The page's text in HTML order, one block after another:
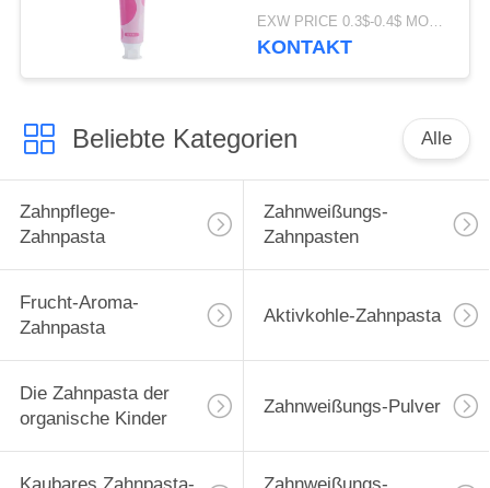
Parfüm ODM der
Zahnweißungs-100g
EXW PRICE 0.3$-0.4$ MOQ:500pcs-30000pcs
KONTAKT
Beliebte Kategorien Alle
Zahnpflege-
Zahnpasta
Zahnweißungs-
Zahnpasten
Frucht-Aroma-
Zahnpasta
Aktivkohle-Zahnpasta
Die Zahnpasta der
organische Kinder
Zahnweißungs-Pulver